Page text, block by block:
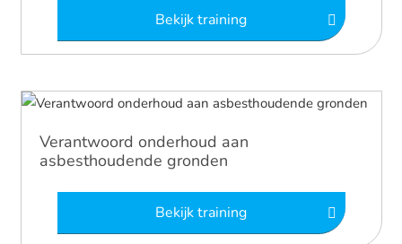
Bekijk training
Verantwoord onderhoud aan
asbesthoudende gronden
Bekijk training